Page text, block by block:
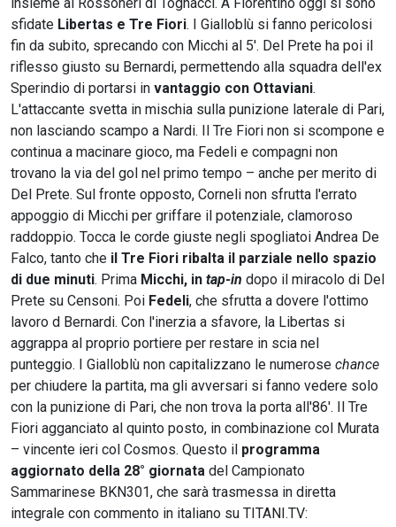
sfidate Libertas e Tre Fiori. I Gialloblù si fanno pericolosi
fin da subito, sprecando con Micchi al 5'. Del Prete ha poi il
riflesso giusto su Bernardi, permettendo alla squadra dell'ex
Sperindio di portarsi in vantaggio con Ottaviani.
L'attaccante svetta in mischia sulla punizione laterale di Pari,
non lasciando scampo a Nardi. Il Tre Fiori non si scompone e
continua a macinare gioco, ma Fedeli e compagni non
trovano la via del gol nel primo tempo – anche per merito di
Del Prete. Sul fronte opposto, Corneli non sfrutta l'errato
appoggio di Micchi per griffare il potenziale, clamoroso
raddoppio. Tocca le corde giuste negli spogliatoi Andrea De
Falco, tanto che il Tre Fiori ribalta il parziale nello spazio
di due minuti. Prima Micchi, in tap-in dopo il miracolo di Del
Prete su Censoni. Poi Fedeli, che sfrutta a dovere l'ottimo
lavoro d Bernardi. Con l'inerzia a sfavore, la Libertas si
aggrappa al proprio portiere per restare in scia nel
punteggio. I Gialloblù non capitalizzano le numerose chance
per chiudere la partita, ma gli avversari si fanno vedere solo
con la punizione di Pari, che non trova la porta all'86'. Il Tre
Fiori agganciato al quinto posto, in combinazione col Murata
– vincente ieri col Cosmos. Questo il programma
aggiornato della 28° giornata del Campionato
Sammarinese BKN301, che sarà trasmessa in diretta
integrale con commento in italiano su TITANI.TV: